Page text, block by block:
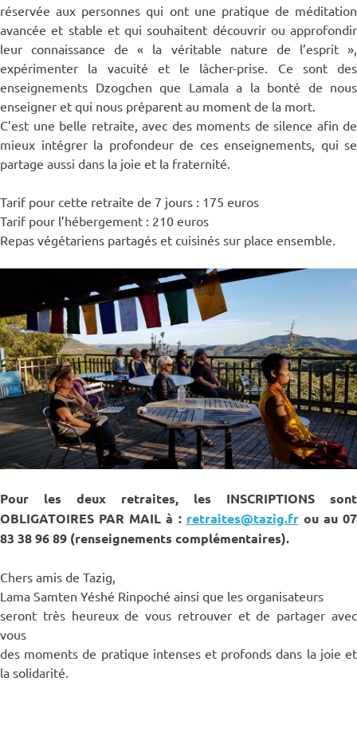
réservée aux personnes qui ont une pratique de méditation
avancée et stable et qui souhaitent découvrir ou approfondir
leur connaissance de « la véritable nature de l’esprit »,
expérimenter la vacuité et le lâcher-prise. Ce sont des
enseignements Dzogchen que Lamala a la bonté de nous
enseigner et qui nous préparent au moment de la mort.
C’est une belle retraite, avec des moments de silence afin de
mieux intégrer la profondeur de ces enseignements, qui se
partage aussi dans la joie et la fraternité.
Tarif pour cette retraite de 7 jours : 175 euros
Tarif pour l’hébergement : 210 euros
Repas végétariens partagés et cuisinés sur place ensemble.
Pour les deux retraites, les INSCRIPTIONS sont
OBLIGATOIRES PAR MAIL à : retraites@tazig.frou au 07
83 38 96 89 (renseignements complémentaires).
Chers amis de Tazig,
Lama Samten Yéshé Rinpoché ainsi que les organisateurs
seront très heureux de vous retrouver et de partager avec
vous
des moments de pratique intenses et profonds dans la joie et
la solidarité.